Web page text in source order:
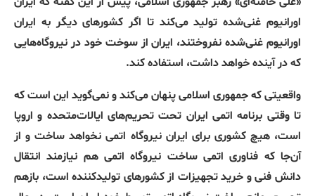
اورانیوم غنی‌شده تولید می‌کند تا اگر کشورهای دیگر به ایران
اورانیوم غنی‌شده نفروختند، ایران از سوخت خود در نیروگاه‌هایی
که در آینده خواهد داشت، استفاده کند.
واقعیتی که جمهوری اسلامی پنهان می‌کند و نمی‌گوید این است که
تا وقتی برنامه اتمی ایران تحت تحریم‌های ایالات‌متحده و اروپا
است، هیچ کشوری برای ایران نیروگاه اتمی نخواهد ساخت و از
آن‌جا که فناوری اتمی ساخت نیروگاه اتمی هم نیازمند انتقال
دانش فنی و خرید تجهیزات از کشورهای تولیدکننده است، بازهم